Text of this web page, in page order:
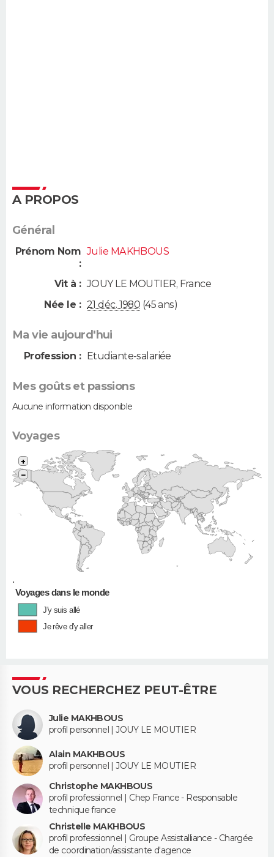
A PROPOS
Général
Prénom Nom
:
Julie MAKHBOUS
Vit à : JOUY LE MOUTIER, France
Née le : 21 déc. 1980 (45 ans)
Ma vie aujourd'hui
Profession : Etudiante-salariée
Mes goûts et passions
Aucune information disponible
Voyages
•
+
−
Voyages dans le monde
J'y suis allé
Je rêve d'y aller
VOUS RECHERCHEZ PEUT-ÊTRE
Julie MAKHBOUS
profil personnel | JOUY LE MOUTIER
Alain MAKHBOUS
profil personnel | JOUY LE MOUTIER
Christophe MAKHBOUS
profil professionnel | Chep France - Responsable
technique france
Christelle MAKHBOUS
profil professionnel | Groupe Assistalliance - Chargée
de coordination/assistante d'agence